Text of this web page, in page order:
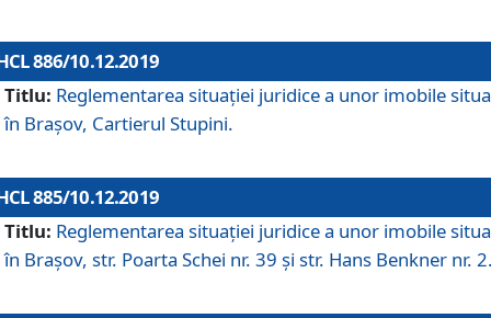
886/10.12.2019
Titlu: Reglementarea situaţiei juridice a unor imobile
în Braşov, Cartierul Stupini.
885/10.12.2019
Titlu: Reglementarea situației juridice a unor imobile
în Brașov, str. Poarta Schei nr. 39 și str. Hans Benkner nr.